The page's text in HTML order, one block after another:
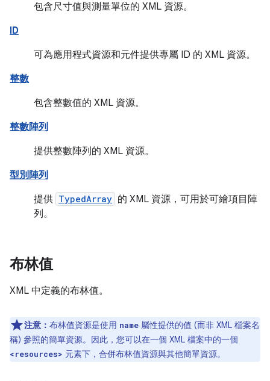
包含尺寸值與測量單位的 XML 資源。
ID
可為應用程式資源和元件提供專屬 ID 的 XML 資源。
整數
包含整數值的 XML 資源。
整數陣列
提供整數陣列的 XML 資源。
型別陣列
提供 TypedArray 的 XML 資源，可用於可繪項目陣
列。
布林值
XML 中定義的布林值。
注意： 布林值資源是使用 name 屬性提供的值 (而非 XML 檔案名
稱) 參照的簡單資源。因此，您可以在一個 XML 檔案中的一個
<resources> 元素下，合併布林值資源與其他簡單資源。